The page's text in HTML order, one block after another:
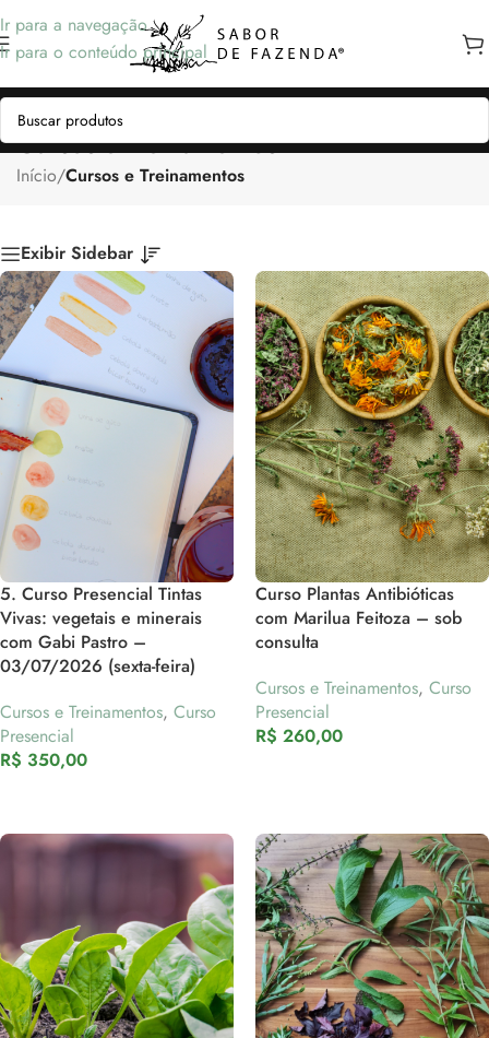
Ir para a navegação
Ir para o conteúdo principal
Cursos e Treinamentos
Início/Cursos e Treinamentos
Exibir Sidebar
5. Curso Presencial Tintas
Vivas: vegetais e minerais
com Gabi Pastro –
03/07/2026 (sexta-feira)
Cursos e Treinamentos, Curso
Presencial
R$ 350,00
Curso Plantas Antibióticas
com Marilua Feitoza – sob
consulta
Cursos e Treinamentos, Curso
Presencial
R$ 260,00